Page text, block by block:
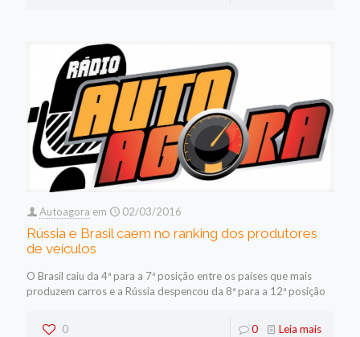
Autoagora em 02/03/2016
Rússia e Brasil caem no ranking dos produtores
de veículos
O Brasil caiu da 4ª para a 7ª posição entre os países que mais
produzem carros e a Rússia despencou da 8ª para a 12ª posição
0 0 Leia mais